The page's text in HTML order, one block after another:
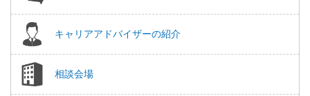
キャリアアドバイザーの紹介
相談会場